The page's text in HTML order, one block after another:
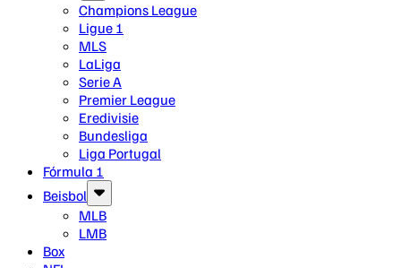
Champions League
Ligue 1
MLS
LaLiga
Serie A
Premier League
Eredivisie
Bundesliga
Liga Portugal
Fórmula 1
Beisbol
MLB
LMB
Box